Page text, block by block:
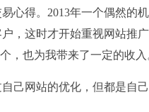
心得。2013年一个偶然的
，这时才开始重视网站推
，也为我带来了一定的收入
己网站的优化，但都是自